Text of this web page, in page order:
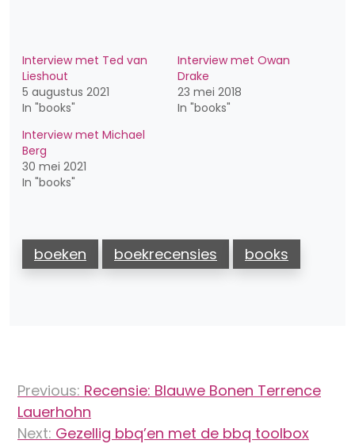
Interview met Ted van
Lieshout
5 augustus 2021
In "books"
Interview met Owan
Drake
23 mei 2018
In "books"
Interview met Michael
Berg
30 mei 2021
In "books"
boeken boekrecensies books
navigatie
Previous: Recensie: Blauwe Bonen Terrence
Lauerhohn
Next: Gezellig bbq’en met de bbq toolbox